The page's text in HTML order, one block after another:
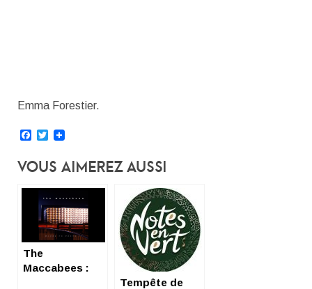
Emma Forestier.
Facebook
Twitter
Vous Aimerez Aussi
The
Maccabees :
Tempête de